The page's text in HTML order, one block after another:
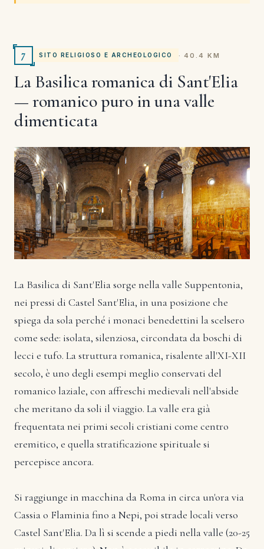
7 SITO RELIGIOSO E ARCHEOLOGICO · 40.4 KM
La Basilica romanica di Sant'Elia
— romanico puro in una valle
dimenticata
La Basilica di Sant'Elia sorge nella valle Suppentonia,
nei pressi di Castel Sant'Elia, in una posizione che
spiega da sola perché i monaci benedettini la scelsero
come sede: isolata, silenziosa, circondata da boschi di
lecci e tufo. La struttura romanica, risalente all'XI-XII
secolo, è uno degli esempi meglio conservati del
romanico laziale, con affreschi medievali nell'abside
che meritano da soli il viaggio. La valle era già
frequentata nei primi secoli cristiani come centro
eremitico, e quella stratificazione spirituale si
percepisce ancora.
Si raggiunge in macchina da Roma in circa un'ora via
Cassia o Flaminia fino a Nepi, poi strade locali verso
Castel Sant'Elia. Da lì si scende a piedi nella valle (20-25